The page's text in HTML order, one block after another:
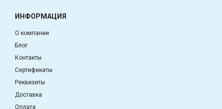
ИНФОРМАЦИЯ
О компании
Блог
Контакты
Сертификаты
Реквизиты
Доставка
Оплата